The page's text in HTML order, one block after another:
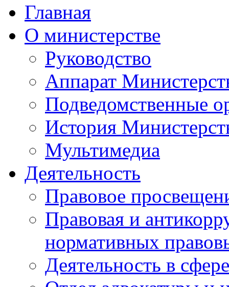
Главная
О министерстве
Руководство
Аппарат
Подведомственные
История
Мультимедиа
Деятельность
Правовое
Правовая и
нормативных
Деятельность в